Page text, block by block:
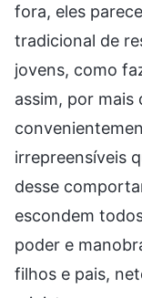
fora, eles
tradicional de
jovens, como
assim, por mais
irrepreensíveis
desse
escondem
poder e
filhos e pais,